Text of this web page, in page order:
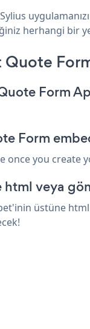
herhangi bir
Form
Form
once you create
veya
üstüne html